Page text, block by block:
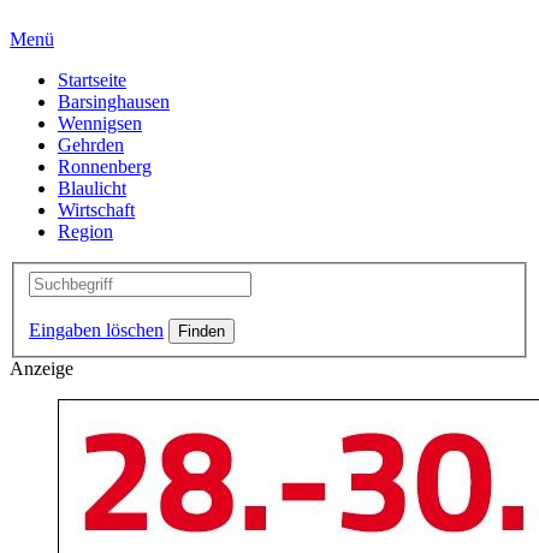
Menü
Startseite
Barsinghausen
Wennigsen
Gehrden
Ronnenberg
Blaulicht
Wirtschaft
Region
Eingaben löschen
Anzeige